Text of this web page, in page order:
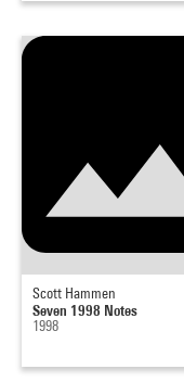
Scott Hammen
Seven 1998 Notes
1998